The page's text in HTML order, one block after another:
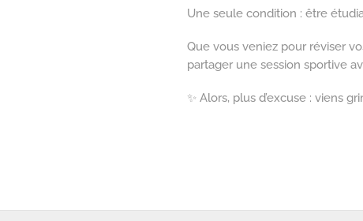
Une seule condition : être
Que vous veniez pour réviser
partager une session sportive
✨ Alors, plus d’excuse : viens